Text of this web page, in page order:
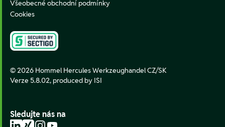
Všeobecné obchodní podmínky
Cookies
© 2026 Hommel Hercules Werkzeughandel CZ/SK
Verze 5.8.02, produced by ISI
Sledujte nás na